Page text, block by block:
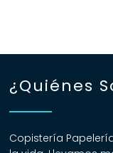
¿Quiénes
Copistería